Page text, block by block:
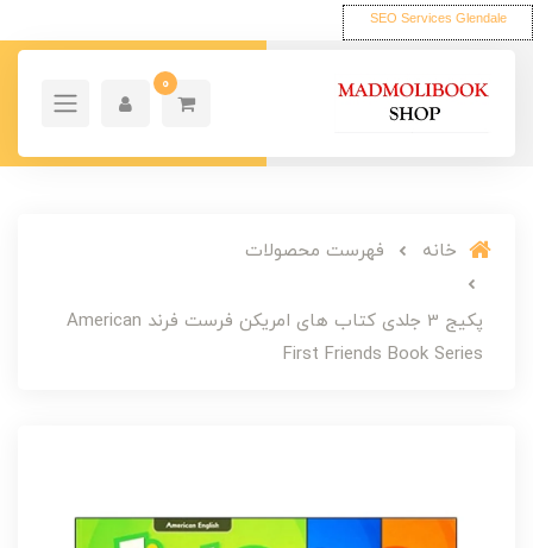
SEO Services Glendale
0
خانه فهرست محصولات
پکیج 3 جلدی کتاب های امریکن فرست فرند American
First Friends Book Series